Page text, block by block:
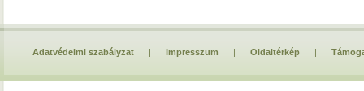
Adatvédelmi szabályzat | Impresszum | Oldaltérkép |